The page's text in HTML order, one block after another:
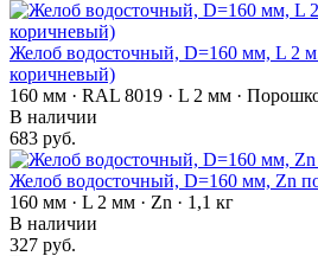
Желоб водосточный, D=160 мм, L 2
коричневый)
160 мм · RAL 8019 · L 2 мм ·
В наличии
683 руб.
Желоб водосточный, D=160 мм, Zn
160 мм · L 2 мм · Zn · 1,1 кг
В наличии
327 руб.